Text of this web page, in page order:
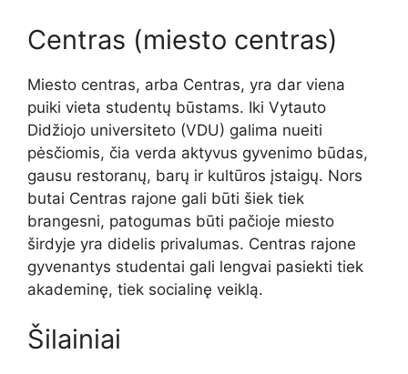
Centras (miesto centras)
Miesto centras, arba Centras, yra dar viena
puiki vieta studentų būstams. Iki Vytauto
Didžiojo universiteto (VDU) galima nueiti
pėsčiomis, čia verda aktyvus gyvenimo būdas,
gausu restoranų, barų ir kultūros įstaigų. Nors
butai Centras rajone gali būti šiek tiek
brangesni, patogumas būti pačioje miesto
širdyje yra didelis privalumas. Centras rajone
gyvenantys studentai gali lengvai pasiekti tiek
akademinę, tiek socialinę veiklą.
Šilainiai